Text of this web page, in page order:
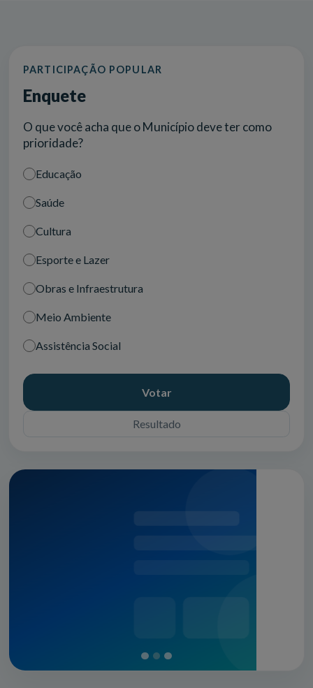
PARTICIPAÇÃO POPULAR
Enquete
O que você acha que o Município deve ter como
prioridade?
Educação
Saúde
Cultura
Esporte e Lazer
Obras e Infraestrutura
Meio Ambiente
Assistência Social
Votar
Resultado